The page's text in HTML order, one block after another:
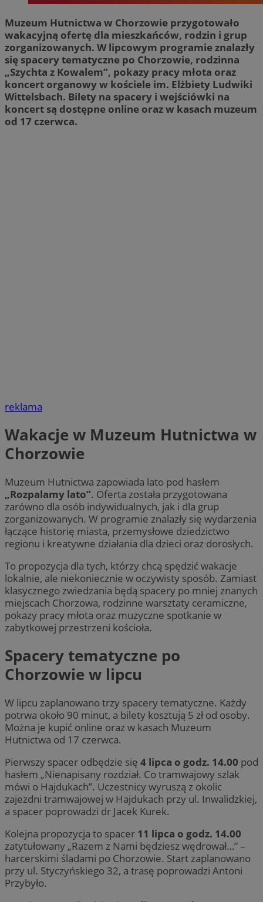
Muzeum Hutnictwa w Chorzowie przygotowało
wakacyjną ofertę dla mieszkańców, rodzin i grup
zorganizowanych. W lipcowym programie znalazły
się spacery tematyczne po Chorzowie, rodzinna
„Szychta z Kowalem”, pokazy pracy młota oraz
koncert organowy w kościele im. Elżbiety Ludwiki
Wittelsbach. Bilety na spacery i wejściówki na
koncert są dostępne online oraz w kasach muzeum
od 17 czerwca.
reklama
Wakacje w Muzeum Hutnictwa w
Chorzowie
Muzeum Hutnictwa zapowiada lato pod hasłem
„Rozpalamy lato”. Oferta została przygotowana
zarówno dla osób indywidualnych, jak i dla grup
zorganizowanych. W programie znalazły się wydarzenia
łączące historię miasta, przemysłowe dziedzictwo
regionu i kreatywne działania dla dzieci oraz dorosłych.
To propozycja dla tych, którzy chcą spędzić wakacje
lokalnie, ale niekoniecznie w oczywisty sposób. Zamiast
klasycznego zwiedzania będą spacery po mniej znanych
miejscach Chorzowa, rodzinne warsztaty ceramiczne,
pokazy pracy młota oraz muzyczne spotkanie w
zabytkowej przestrzeni kościoła.
Spacery tematyczne po
Chorzowie w lipcu
W lipcu zaplanowano trzy spacery tematyczne. Każdy
potrwa około 90 minut, a bilety kosztują 5 zł od osoby.
Można je kupić online oraz w kasach Muzeum
Hutnictwa od 17 czerwca.
Pierwszy spacer odbędzie się 4 lipca o godz. 14.00 pod
hasłem „Nienapisany rozdział. Co tramwajowy szlak
mówi o Hajdukach”. Uczestnicy wyruszą z okolic
zajezdni tramwajowej w Hajdukach przy ul. Inwalidzkiej,
a spacer poprowadzi dr Jacek Kurek.
Kolejna propozycja to spacer 11 lipca o godz. 14.00
zatytułowany „Razem z Nami będziesz wędrował…” –
harcerskimi śladami po Chorzowie. Start zaplanowano
przy ul. Styczyńskiego 32, a trasę poprowadzi Antoni
Przybyło.